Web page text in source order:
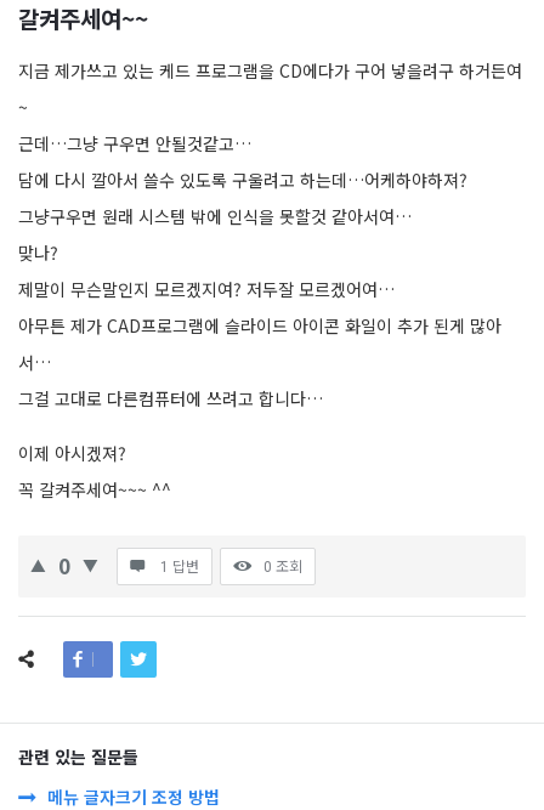
갈켜주세여~~
지금 제가쓰고 있는 케드 프로그램을 CD에다가 구어 넣을려구 하거든여
~
근데…그냥 구우면 안될것같고…
담에 다시 깔아서 쓸수 있도록 구울려고 하는데…어케하야하져?
그냥구우면 원래 시스템 밖에 인식을 못할것 같아서여…
맞나?
제말이 무슨말인지 모르겠지여? 저두잘 모르겠어여…
아무튼 제가 CAD프로그램에 슬라이드 아이콘 화일이 추가 된게 많아
서…
그걸 고대로 다른컴퓨터에 쓰려고 합니다…
이제 아시겠져?
꼭 갈켜주세여~~~ ^^
0 1 답변 0 조회
관련 있는 질문들
메뉴 글자크기 조정 방법